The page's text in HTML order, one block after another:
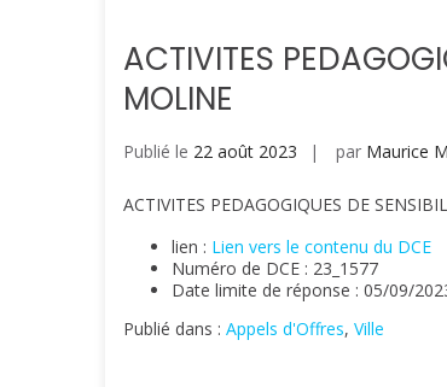
ACTIVITES
MOLINE
Publié le 22 août 2023 par Maurice
ACTIVITES PEDAGOGIQUES DE
lien : Lien vers le contenu du DCE
Numéro de DCE : 23_1577
Date limite de réponse : 05/09/
Publié dans : Appels d'Offres, Ville